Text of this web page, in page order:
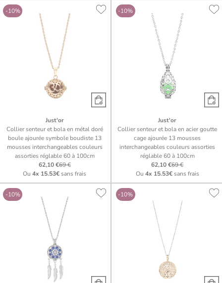
-10%
Just'or
Collier senteur et bola en métal doré
boule ajourée symbole boudiste 13
mousses interchangeables couleurs
assorties réglable 60 à 100cm
62,10 €69 €
Ou4x 15.53€sans frais
-10%
Just'or
Collier senteur et bola en acier goutte
cage ajourée 13 mousses
interchangeables couleurs assorties
réglable 60 à 100cm
62,10 €69 €
Ou 4x 15.53€sans frais
-10% -10%